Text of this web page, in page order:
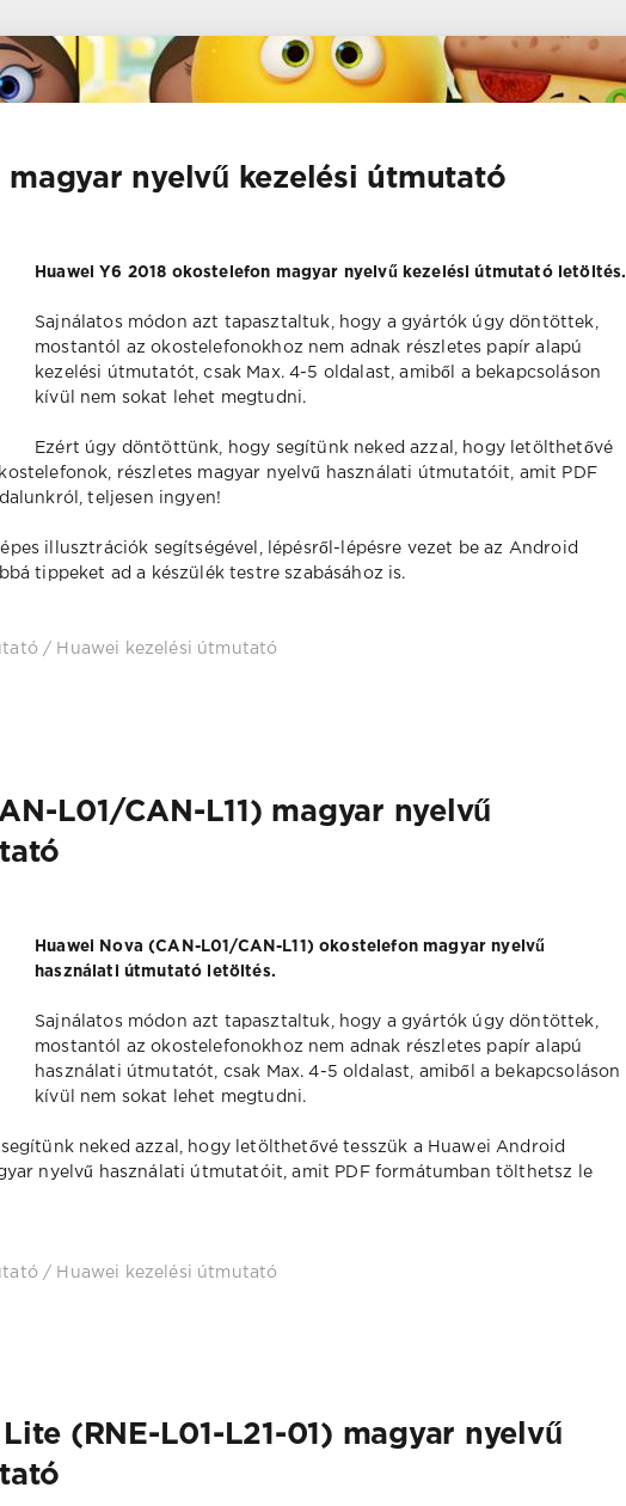
magyar nyelvű kezelési útmutató
Huawei Y6 2018 okostelefon magyar nyelvű kezelési útmutató letöltés.
Sajnálatos módon azt tapasztaltuk, hogy a gyártók úgy döntöttek,
mostantól az okostelefonokhoz nem adnak részletes papír alapú
kezelési útmutatót, csak Max. 4-5 oldalast, amiből a bekapcsoláson
kívül nem sokat lehet megtudni.
Ezért úgy döntöttünk, hogy segítünk neked azzal, hogy letölthetővé
részletes magyar nyelvű használati útmutatóit, amit PDF
teljesen ingyen!
illusztrációk segítségével, lépésről-lépésre vezet be az Android
tippeket ad a készülék testre szabásához is.
/ Huawei kezelési útmutató
L01/CAN-L11) magyar nyelvű
Huawei Nova (CAN-L01/CAN-L11) okostelefon magyar nyelvű
használati útmutató letöltés.
Sajnálatos módon azt tapasztaltuk, hogy a gyártók úgy döntöttek,
mostantól az okostelefonokhoz nem adnak részletes papír alapú
használati útmutatót, csak Max. 4-5 oldalast, amiből a bekapcsoláson
kívül nem sokat lehet megtudni.
neked azzal, hogy letölthetővé tesszük a Huawei Android
nyelvű használati útmutatóit, amit PDF formátumban tölthetsz le
/ Huawei kezelési útmutató
Lite (RNE-L01-L21-01) magyar nyelvű